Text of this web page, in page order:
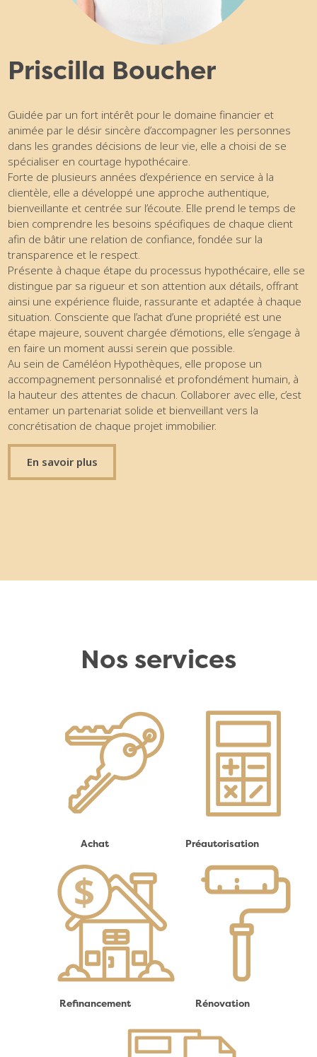
Priscilla Boucher
Guidée par un fort intérêt pour le domaine financier et
animée par le désir sincère d’accompagner les personnes
dans les grandes décisions de leur vie, elle a choisi de se
spécialiser en courtage hypothécaire.
Forte de plusieurs années d’expérience en service à la
clientèle, elle a développé une approche authentique,
bienveillante et centrée sur l’écoute. Elle prend le temps de
bien comprendre les besoins spécifiques de chaque client
afin de bâtir une relation de confiance, fondée sur la
transparence et le respect.
Présente à chaque étape du processus hypothécaire, elle se
distingue par sa rigueur et son attention aux détails, offrant
ainsi une expérience fluide, rassurante et adaptée à chaque
situation. Consciente que l’achat d’une propriété est une
étape majeure, souvent chargée d’émotions, elle s’engage à
en faire un moment aussi serein que possible.
Au sein de Caméléon Hypothèques, elle propose un
accompagnement personnalisé et profondément humain, à
la hauteur des attentes de chacun. Collaborer avec elle, c’est
entamer un partenariat solide et bienveillant vers la
concrétisation de chaque projet immobilier.
En savoir plus
Nos services
Achat Préautorisation
Refinancement Rénovation